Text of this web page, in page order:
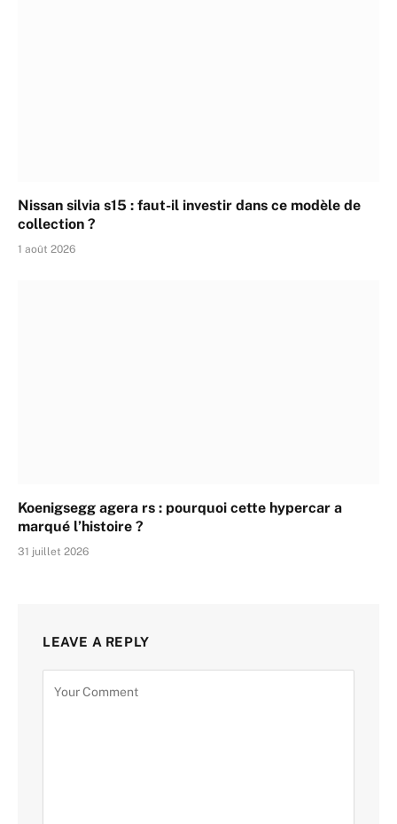
Nissan silvia s15 : faut-il investir dans ce modèle de
collection ?
1 août 2026
Koenigsegg agera rs : pourquoi cette hypercar a
marqué l’histoire ?
31 juillet 2026
LEAVE A REPLY